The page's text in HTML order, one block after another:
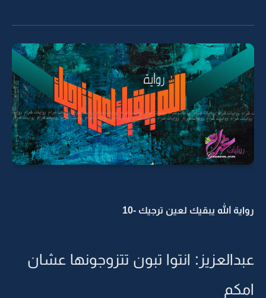
رواية الله يبقيك لعين ترجيك -10
عبدالعزيز: انتوا تبون تتزوجونها عشان
امكم